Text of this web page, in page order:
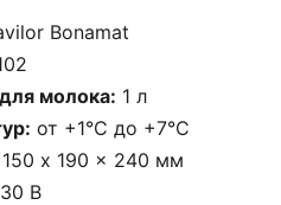
Bonamat
молока: 1 л
от +1°C до +7°C
150 x 190 x 240 мм
В